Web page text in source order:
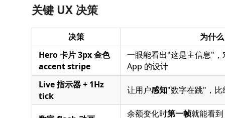
关键 UX 决策
决策
为什么
Hero 卡片 3px 金色
accent stripe
一眼能看出"这是主信息"
App 的设计
Live 指示器 + 1Hz
tick
让用户感知"数字在跳"，
余额变化时第一帧就能看